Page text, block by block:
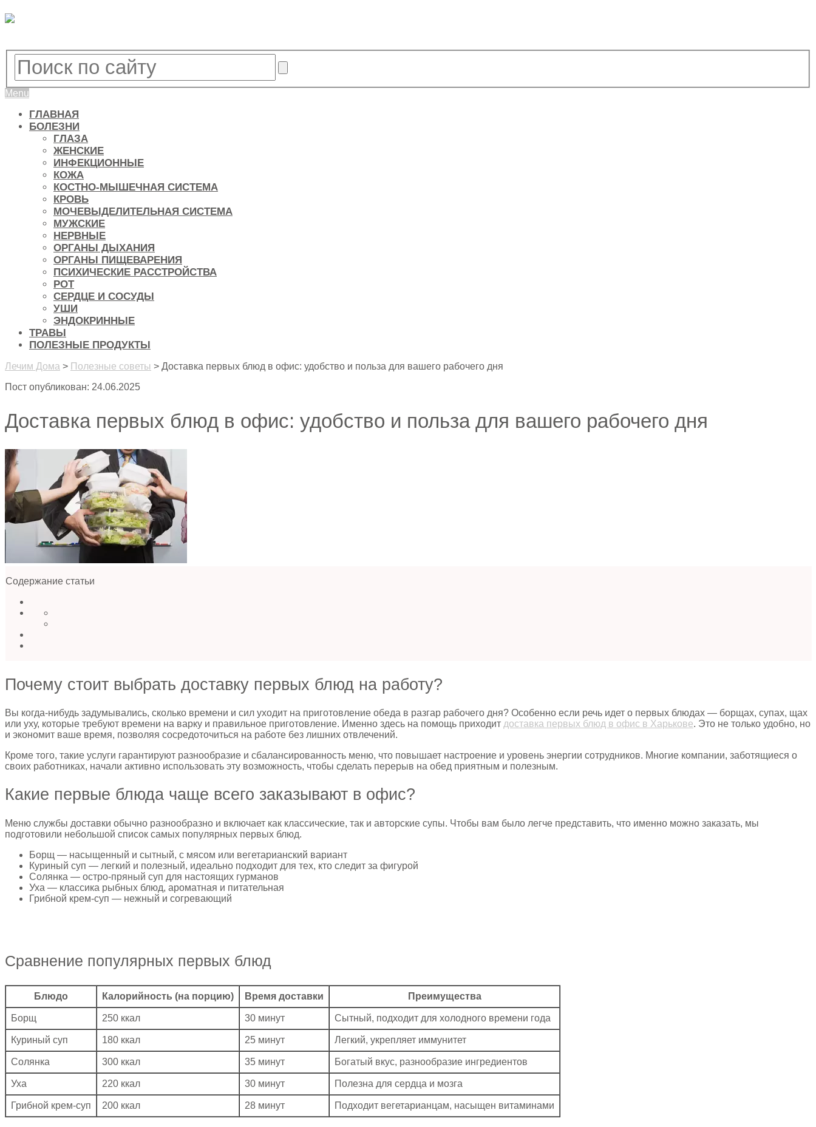
Menu
ГЛАВНАЯ
БОЛЕЗНИ
ГЛАЗА
ЖЕНСКИЕ
ИНФЕКЦИОННЫЕ
КОЖА
КОСТНО-МЫШЕЧНАЯ СИСТЕМА
КРОВЬ
МОЧЕВЫДЕЛИТЕЛЬНАЯ СИСТЕМА
МУЖСКИЕ
НЕРВНЫЕ
ОРГАНЫ ДЫХАНИЯ
ОРГАНЫ ПИЩЕВАРЕНИЯ
ПСИХИЧЕСКИЕ РАССТРОЙСТВА
РОТ
СЕРДЦЕ И СОСУДЫ
УШИ
ЭНДОКРИННЫЕ
ТРАВЫ
ПОЛЕЗНЫЕ ПРОДУКТЫ
Лечим Дома > Полезные советы > Доставка первых блюд в офис: удобство и польза для вашего рабочего дня
Пост опубликован: 24.06.2025
Доставка первых блюд в офис: удобство и польза для вашего рабочего дня
Содержание статьи
Почему стоит выбрать доставку первых блюд на работу?
Вы когда-нибудь задумывались, сколько времени и сил уходит на приготовление обеда в разгар рабочего дня? Особенно если речь идет о первых блюдах — борщах, супах, щах
или уху, которые требуют времени на варку и правильное приготовление. Именно здесь на помощь приходит доставка первых блюд в офис в Харькове. Это не только удобно, но
и экономит ваше время, позволяя сосредоточиться на работе без лишних отвлечений.
Кроме того, такие услуги гарантируют разнообразие и сбалансированность меню, что повышает настроение и уровень энергии сотрудников. Многие компании, заботящиеся о
своих работниках, начали активно использовать эту возможность, чтобы сделать перерыв на обед приятным и полезным.
Какие первые блюда чаще всего заказывают в офис?
Меню службы доставки обычно разнообразно и включает как классические, так и авторские супы. Чтобы вам было легче представить, что именно можно заказать, мы
подготовили небольшой список самых популярных первых блюд.
Борщ — насыщенный и сытный, с мясом или вегетарианский вариант
Куриный суп — легкий и полезный, идеально подходит для тех, кто следит за фигурой
Солянка — остро-пряный суп для настоящих гурманов
Уха — классика рыбных блюд, ароматная и питательная
Грибной крем-суп — нежный и согревающий
Сравнение популярных первых блюд
Блюдо Калорийность (на порцию) Время доставки Преимущества
Борщ 250 ккал 30 минут Сытный, подходит для холодного времени года
Куриный суп 180 ккал 25 минут Легкий, укрепляет иммунитет
Солянка 300 ккал 35 минут Богатый вкус, разнообразие ингредиентов
Уха 220 ккал 30 минут Полезна для сердца и мозга
Грибной крем-суп 200 ккал 28 минут Подходит вегетарианцам, насыщен витаминами